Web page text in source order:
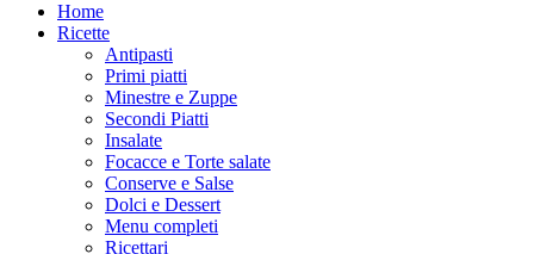
Home
Ricette
Antipasti
Primi piatti
Minestre e Zuppe
Secondi Piatti
Insalate
Focacce e Torte salate
Conserve e Salse
Dolci e Dessert
Menu completi
Ricettari